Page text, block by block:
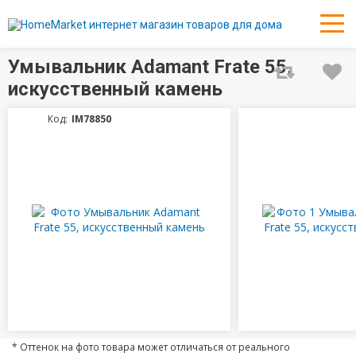
Умывальник Adamant Frate 55,
искусственный камень
Код: IM78850
* Оттенок на фото товара может отличаться от реального